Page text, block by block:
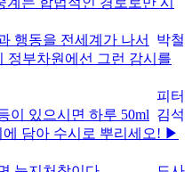
박철
행동을 전세계가 나서
정부차원에선 그런 감시를
피터
김석
이 있으시면 하루 50ml
담아 수시로 뿌리세오! ▶